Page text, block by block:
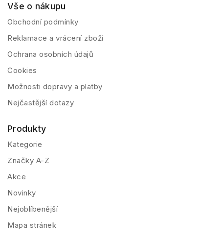
Vše o nákupu
Obchodní podmínky
Reklamace a vrácení zboží
Ochrana osobních údajů
Cookies
Možnosti dopravy a platby
Nejčastější dotazy
Produkty
Kategorie
Značky A-Z
Akce
Novinky
Nejoblíbenější
Mapa stránek